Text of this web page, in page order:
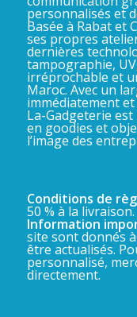
personnalisés et
Basée à Rabat et
ses propres
dernières
tampographie,
irréprochable et
Maroc. Avec un
immédiatement
La-Gadgeterie
en goodies et
l’image des
Conditions de
50 % à la livraison.
Information
site sont donnés
être actualisés.
personnalisé,
directement.